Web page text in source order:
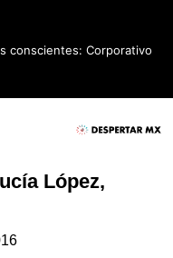
conscientes: Corporativo
López,